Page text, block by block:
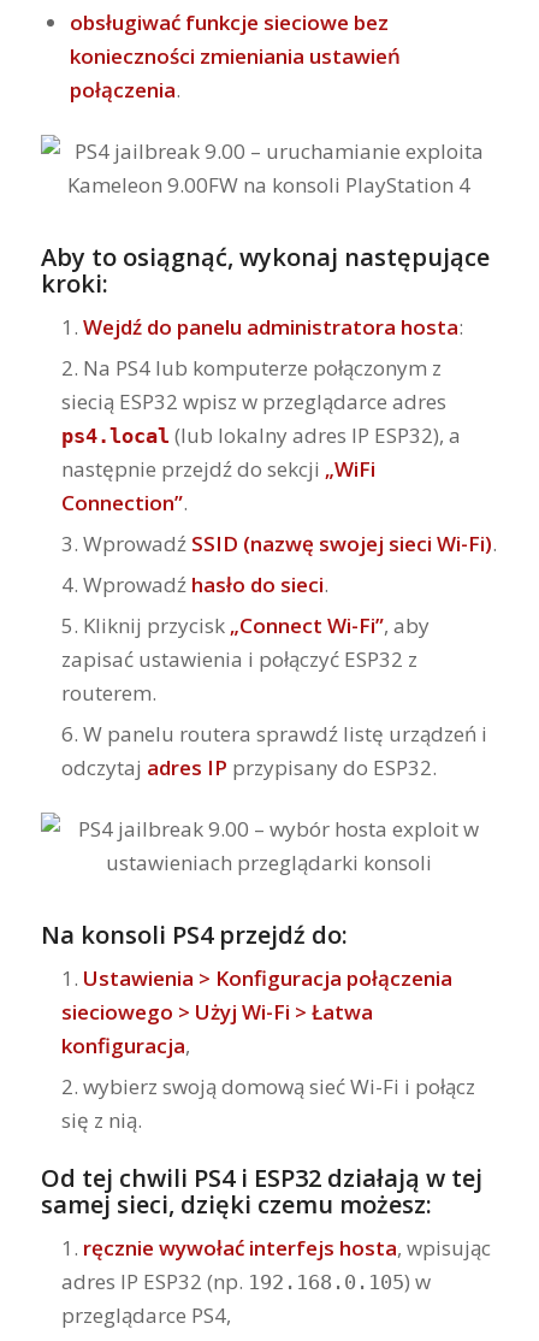
obsługiwać funkcje sieciowe bez
konieczności zmieniania ustawień
połączenia.
Aby to osiągnąć, wykonaj następujące
kroki:
Wejdź do panelu administratora hosta:
Na PS4 lub komputerze połączonym z
siecią ESP32 wpisz w przeglądarce adres
ps4.local (lub lokalny adres IP ESP32), a
następnie przejdź do sekcji „WiFi
Connection”.
Wprowadź SSID (nazwę swojej sieci Wi-Fi).
Wprowadź hasło do sieci.
Kliknij przycisk „Connect Wi-Fi”, aby
zapisać ustawienia i połączyć ESP32 z
routerem.
W panelu routera sprawdź listę urządzeń i
odczytaj adres IP przypisany do ESP32.
Na konsoli PS4 przejdź do:
Ustawienia > Konfiguracja połączenia
sieciowego > Użyj Wi-Fi > Łatwa
konfiguracja,
wybierz swoją domową sieć Wi-Fi i połącz
się z nią.
Od tej chwili PS4 i ESP32 działają w tej
samej sieci, dzięki czemu możesz:
ręcznie wywołać interfejs hosta, wpisując
adres IP ESP32 (np. 192.168.0.105) w
przeglądarce PS4,